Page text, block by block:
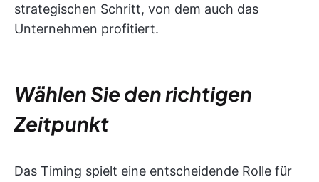
strategischen Schritt, von dem auch das
Unternehmen profitiert.
Wählen Sie den richtigen
Zeitpunkt
Das Timing spielt eine entscheidende Rolle für